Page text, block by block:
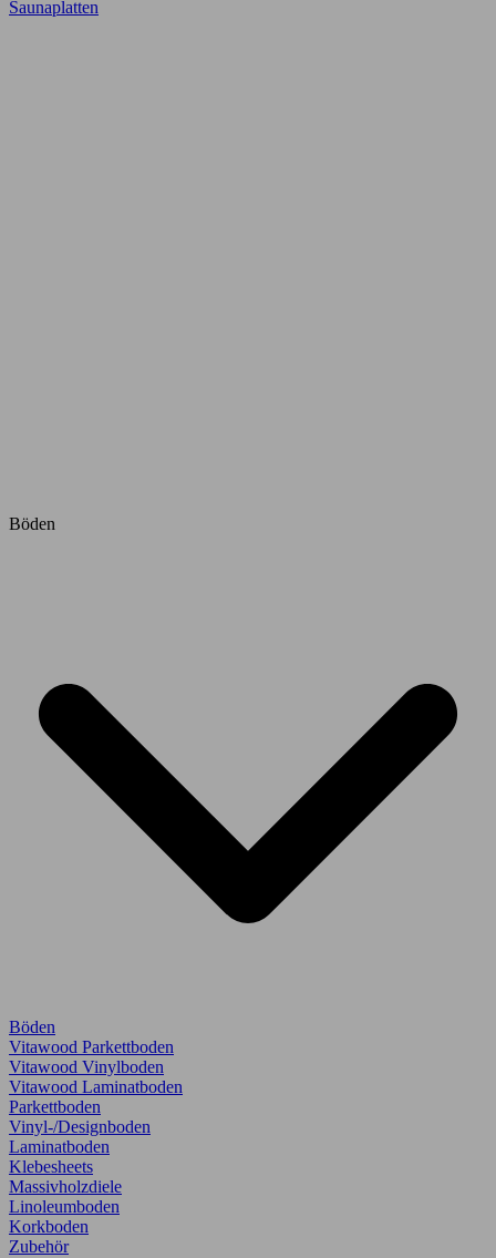
Saunaplatten
Böden
Böden
Vitawood Parkettboden
Vitawood Vinylboden
Vitawood Laminatboden
Parkettboden
Vinyl-/Designboden
Laminatboden
Klebesheets
Massivholzdiele
Linoleumboden
Korkboden
Zubehör